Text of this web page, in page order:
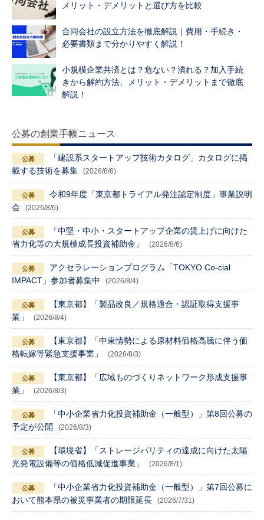
メリット・デメリットと選び方を比較
合同会社の設立方法を徹底解説｜費用・手続き・
必要書類まで分かりやすく解説！
小規模企業共済とは？危ない？潰れる？加入手続
きから解約方法、メリット・デメリットまで徹底
解説！
公募の創業手帳ニュース
「建設系スタートアップ技術カタログ」カタログに掲
載する技術を募集
(2026/8/6)
令和9年度「東京都トライアル発注認定制度」事業説明
会
(2026/8/6)
「中堅・中小・スタートアップ企業の賃上げに向けた
省力化等の大規模成長投資補助金」
(2026/8/6)
アクセラレーションプログラム「TOKYO Co-cial
IMPACT」参加者募集中
(2026/8/4)
【東京都】「製品改良／規格適合・認証取得支援事
業」
(2026/8/4)
【東京都】「中東情勢による原材料価格高騰に伴う価
格転嫁等緊急支援事業」
(2026/8/3)
【東京都】「広域ものづくりネットワーク形成支援事
業」
(2026/8/3)
「中小企業省力化投資補助金（一般型）」第8回公募の
予定が公開
(2026/8/3)
【環境省】「ストレージパリティの達成に向けた太陽
光発電設備等の価格低減促進事業」
(2026/8/1)
「中小企業省力化投資補助金（一般型）」第7回公募に
おいて熊本県の被災事業者の期限延長
(2026/7/31)